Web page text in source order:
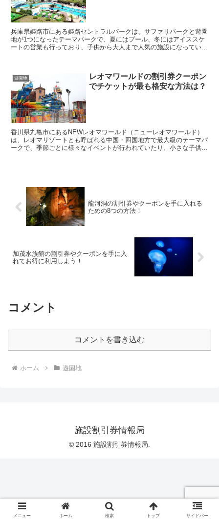
兵庫県姫路市にある姫路セントラルパークは、サファリパークと遊園
地が1つになったテーマパークで、夏にはプール、冬にはアイススケ
ートの営業も行っており、子供から大人まで人気の施設になっていま
遊園地
レオマワールドの割引券クーポン
でチケットが最も格安な方法は？
香川県丸亀市にあるNEWレオマワールド（ニューレオマワールド）
は、レオマリゾートとも呼ばれる中国・四国地方で最大級のテーマパ
ークで、季節ごとに様々なイベントが行われていたり、小さな子供か
龍河洞の割引券やクーポンを手に入れる
ための8つの方法！
加茂水族館の割引券やクーポンを手に入
れてお得に利用しよう！
コメント
コメントを書き込む
ホーム 遊園地
施設割引券情報局
© 2016 施設割引券情報局.
メニュー ホーム 検索 トップ サイドバー